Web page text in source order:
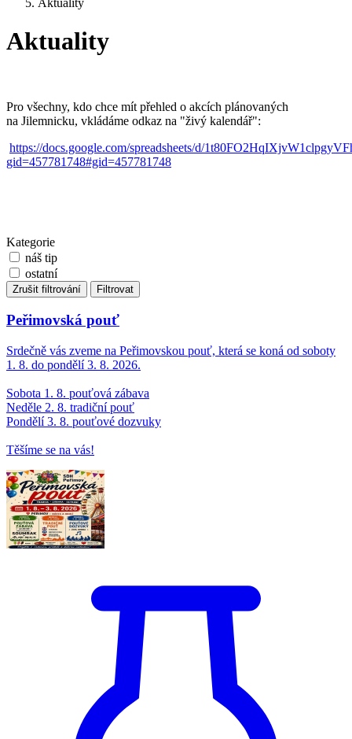
Aktuality
Pro všechny, kdo chce mít přehled o akcích plánovaných
na Jilemnicku, vkládáme odkaz na "živý kalendář":
https://docs.google.com/spreadsheets/d/
gid=457781748#gid=457781748
Kategorie
náš tip
ostatní
Zrušit filtrování Filtrovat
Peřimovská pouť
Srdečně vás zveme na Peřimovskou pouť, která se koná od soboty
1. 8. do pondělí 3. 8. 2026.
Sobota 1. 8. pouťová zábava
Neděle 2. 8. tradiční pouť
Pondělí 3. 8. pouťové dozvuky
Těšíme se na vás!